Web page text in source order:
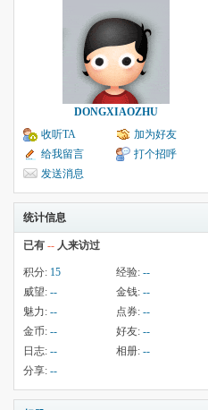
DONGXIAOZHU
收听TA
加为好友
给我留言
打个招呼
发送消息
统计信息
已有 -- 人来访过
积分: 15 经验: --
威望: -- 金钱: --
魅力: -- 点券: --
金币: -- 好友: --
日志: -- 相册: --
分享: --